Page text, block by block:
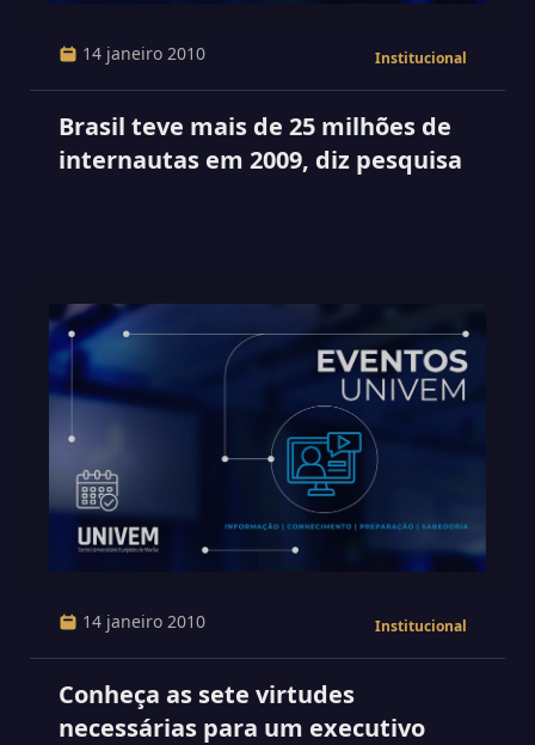
14 janeiro 2010 Institucional
Brasil teve mais de 25 milhões de
internautas em 2009, diz pesquisa
14 janeiro 2010 Institucional
Conheça as sete virtudes
necessárias para um executivo